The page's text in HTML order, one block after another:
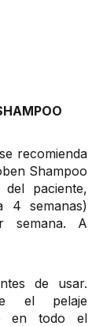
recomienda
Shampoo
paciente,
4 semanas)
semana. A
de usar.
el pelaje
en todo el